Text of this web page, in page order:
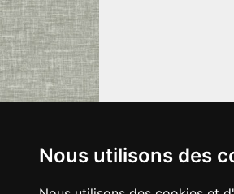
Nous utilisons des